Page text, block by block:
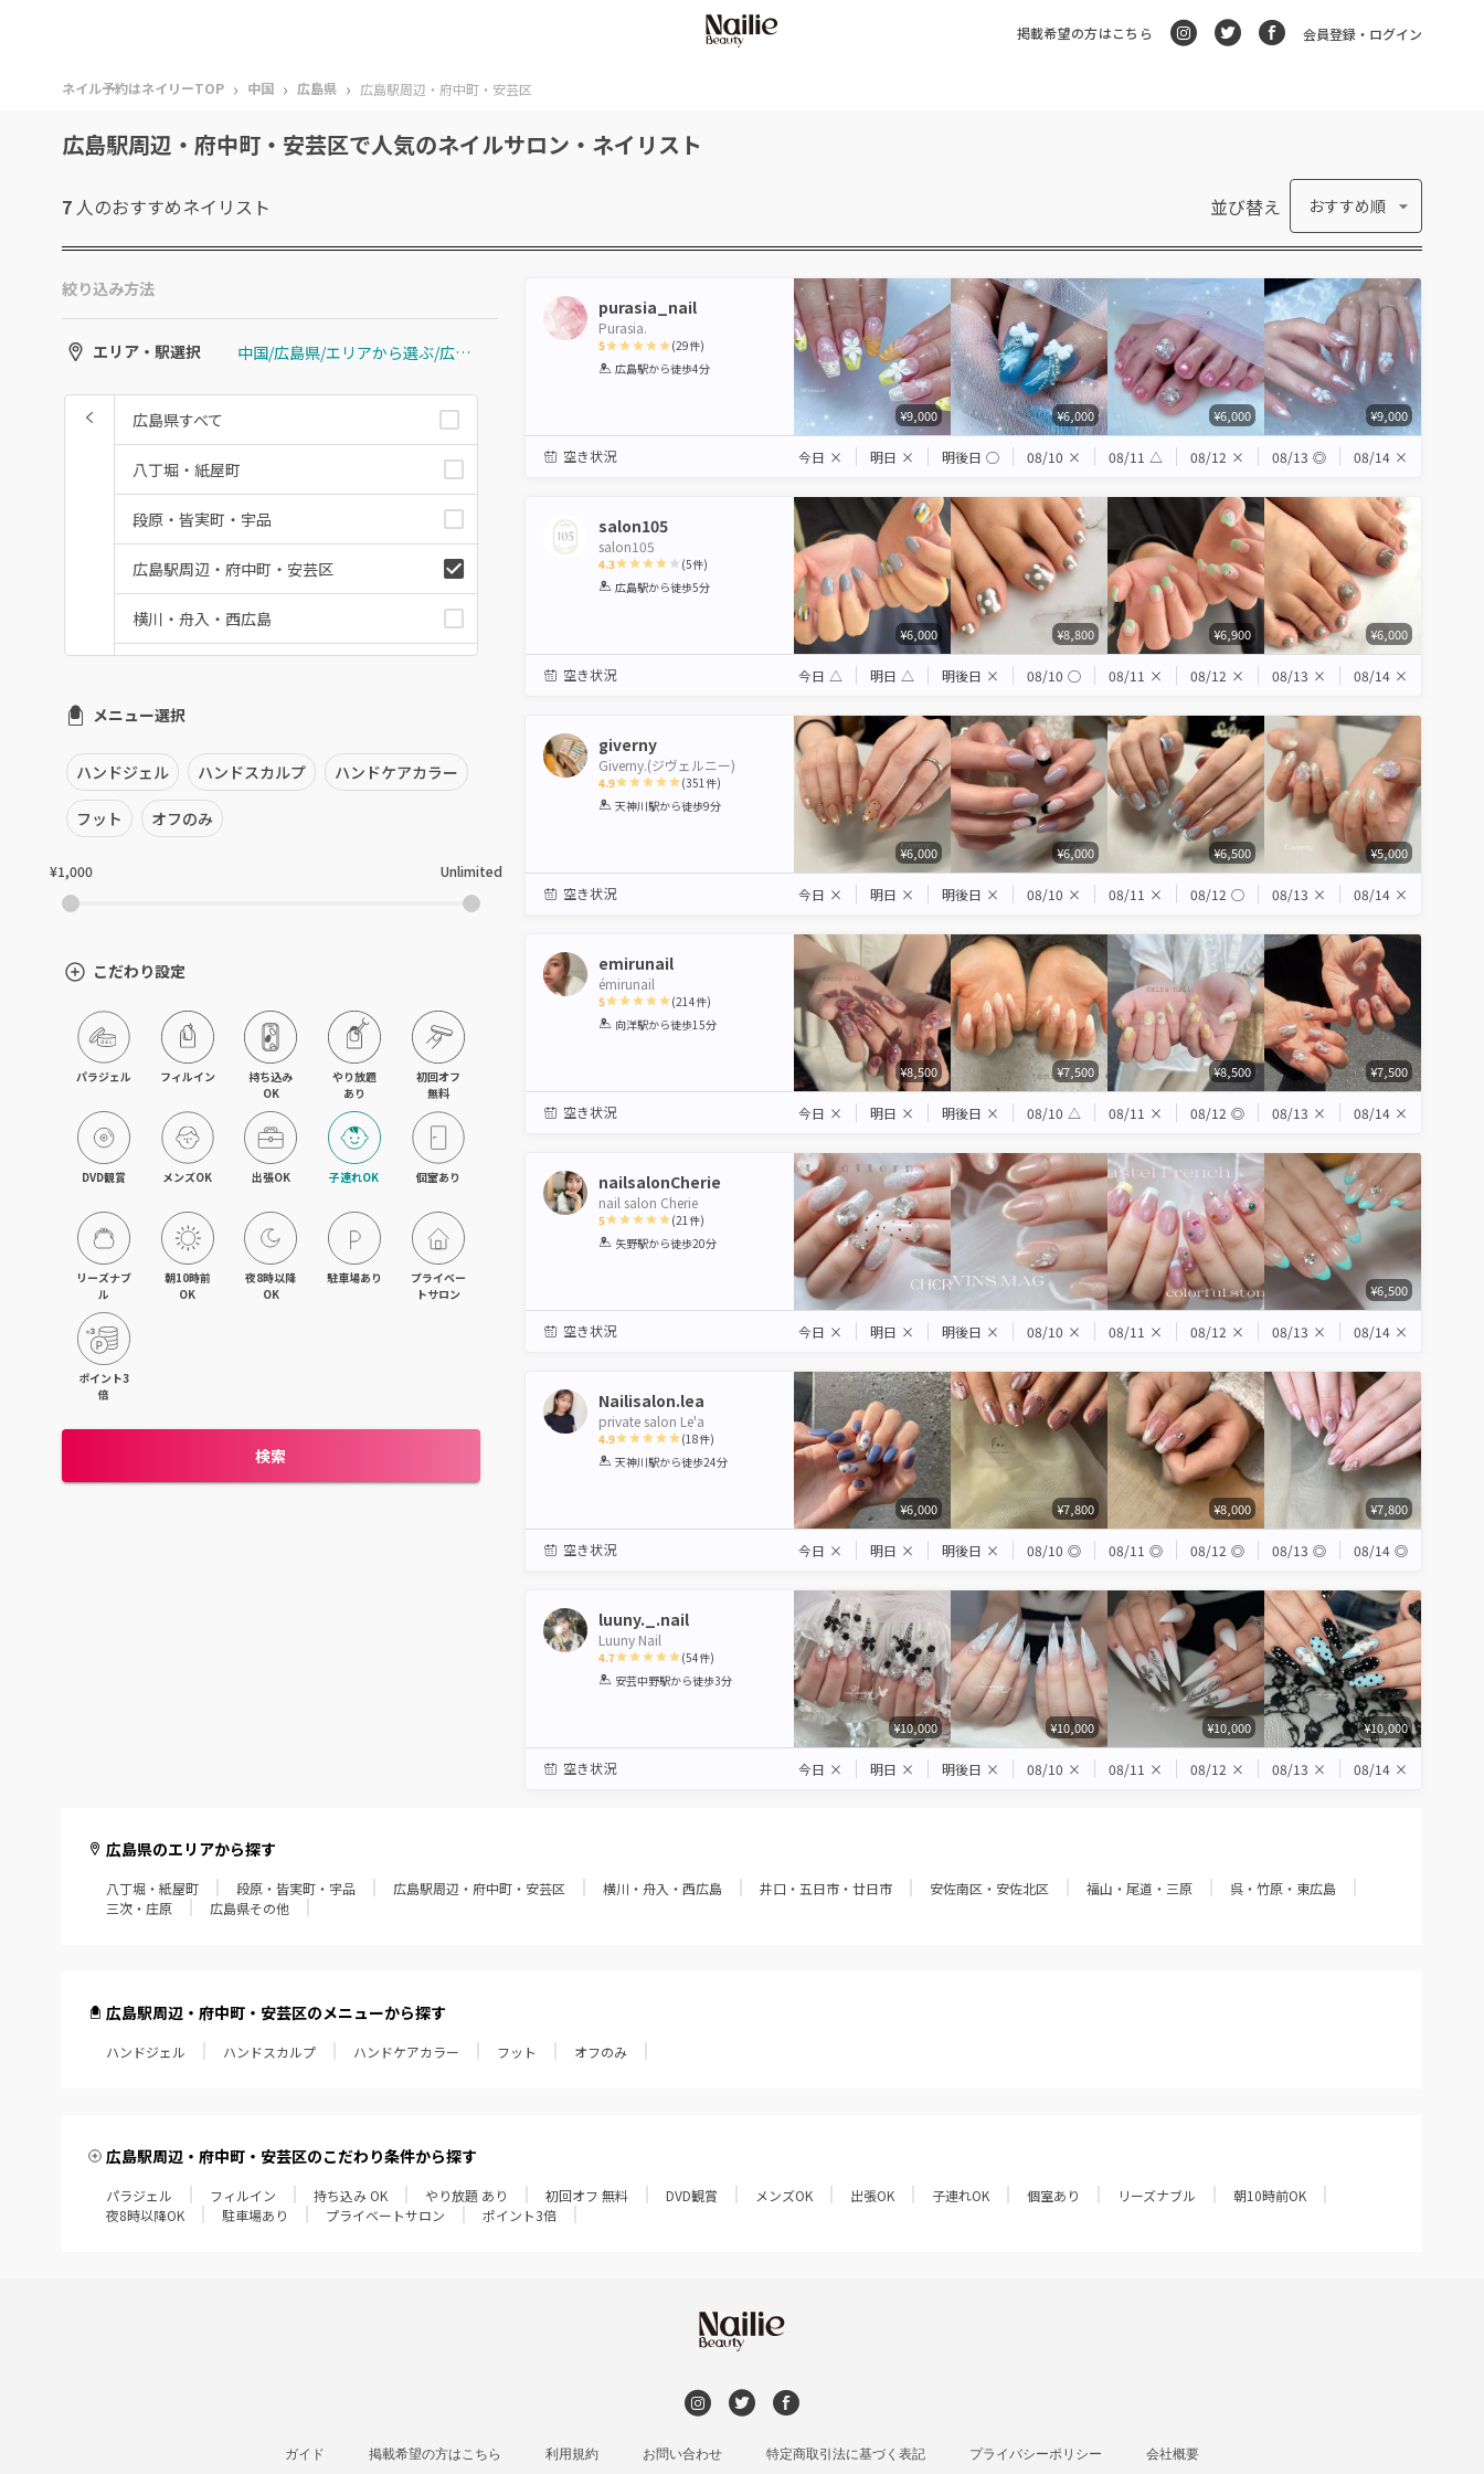
掲載希望の方はこちら 会員登録・ログイン
ネイル予約はネイリーTOP › 中国 › 広島県 › 広島駅周辺・府中町・安芸区
広島駅周辺・府中町・安芸区で人気のネイルサロン・ネイリスト
7 人のおすすめネイリスト 並び替え おすすめ順
絞り込み方法
エリア・駅選択 中国/広島県/エリアから選ぶ/広島駅周辺・府中町・安芸区
広島県すべて
八丁堀・紙屋町
段原・皆実町・宇品
広島駅周辺・府中町・安芸区
横川・舟入・西広島
安佐南区・安佐北区
福山・尾道・三原
呉・竹原・東広島
メニュー選択
ハンドジェル ハンドスカルプ ハンドケアカラー
フット オフのみ
¥1,000 Unlimited
こだわり設定
パラジェル フィルイン
持ち込み
OK
やり放題
あり
初回オフ
無料
DVD観賞 メンズOK 出張OK 子連れOK 個室あり
リーズナブ
ル
朝10時前
OK
夜8時以降
OK
駐車場あり
プライベー
トサロン
ポイント3
倍
検索
purasia_nail
Purasia.
5
1 2 3 4 5
(29件)
広島駅から徒歩4分
¥9,000 ¥6,000 ¥6,000 ¥9,000
空き状況 今日 × 明日 × 明後日 ◯ 08/10 × 08/11 △ 08/12 × 08/13 ◎ 08/14 ×
salon105
salon105
4.3
1 2 3 4 5
(5件)
広島駅から徒歩5分
¥6,000 ¥8,800 ¥6,900 ¥6,000
空き状況 今日 △ 明日 △ 明後日 × 08/10 ◯ 08/11 × 08/12 × 08/13 × 08/14 ×
giverny
Giverny.(ジヴェルニー)
4.9
1 2 3 4 5
(351 件)
天神川駅から徒歩9分
¥6,000 ¥6,000 ¥6,500 ¥5,000
空き状況 今日 × 明日 × 明後日 × 08/10 × 08/11 × 08/12 ◯ 08/13 × 08/14 ×
emirunail
émirunail
5
1 2 3 4 5
(214件)
向洋駅から徒歩15分
¥8,500 ¥7,500 ¥8,500 ¥7,500
空き状況 今日 × 明日 × 明後日 × 08/10 △ 08/11 × 08/12 ◎ 08/13 × 08/14 ×
nailsalonCherie
nail salon Cherie
5
1 2 3 4 5
(21 件)
矢野駅から徒歩20分
¥6,500
空き状況 今日 × 明日 × 明後日 × 08/10 × 08/11 × 08/12 × 08/13 × 08/14 ×
Nailisalon.lea
private salon Le'a
4.9
1 2 3 4 5
(18件)
天神川駅から徒歩24分
¥6,000 ¥7,800 ¥8,000 ¥7,800
空き状況 今日 × 明日 × 明後日 × 08/10 ◎ 08/11 ◎ 08/12 ◎ 08/13 ◎ 08/14 ◎
luuny._.nail
Luuny Nail
4.7
1 2 3 4 5
(54件)
安芸中野駅から徒歩3分
¥10,000 ¥10,000 ¥10,000 ¥10,000
空き状況 今日 × 明日 × 明後日 × 08/10 × 08/11 × 08/12 × 08/13 × 08/14 ×
広島県のエリアから探す
八丁堀・紙屋町 段原・皆実町・宇品 広島駅周辺・府中町・安芸区 横川・舟入・西広島 井口・五日市・廿日市 安佐南区・安佐北区 福山・尾道・三原
呉・竹原・東広島
三次・庄原
広島県その他
広島駅周辺・府中町・安芸区のメニューから探す
ハンドジェル ハンドスカルプ ハンドケアカラー フット オフのみ
広島駅周辺・府中町・安芸区のこだわり条件から探す
パラジェル フィルイン 持ち込み OK やり放題 あり 初回オフ 無料 DVD観賞 メンズOK 出張OK 子連れOK 個室あり リーズナブル
朝10時前OK
夜8時以降OK
駐車場あり プライベートサロン ポイント3倍
ガイド 掲載希望の方はこちら 利用規約 お問い合わせ 特定商取引法に基づく表記 プライバシーポリシー 会社概要